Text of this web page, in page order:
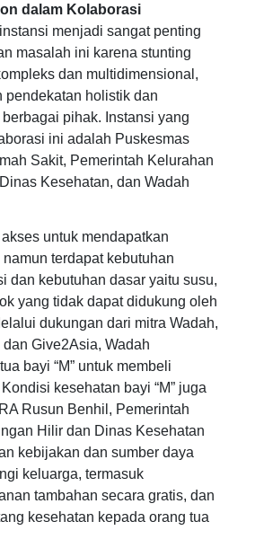
dalam Kolaborasi
menjadi sangat penting
masalah ini karena stunting
dan multidimensional,
pendekatan holistik dan
pihak. Instansi yang
ini adalah Puskesmas
Sakit, Pemerintah Kelurahan
Kesehatan, dan Wadah
akses untuk mendapatkan
terdapat kebutuhan
dan kebutuhan dasar yaitu susu,
yang tidak dapat didukung oleh
dukungan dari mitra Wadah,
Give2Asia, Wadah
bayi “M” untuk membeli
kesehatan bayi “M” juga
Rusun Benhil, Pemerintah
Hilir dan Dinas Kesehatan
kebijakan dan sumber daya
keluarga, termasuk
tambahan secara gratis, dan
kesehatan kepada orang tua